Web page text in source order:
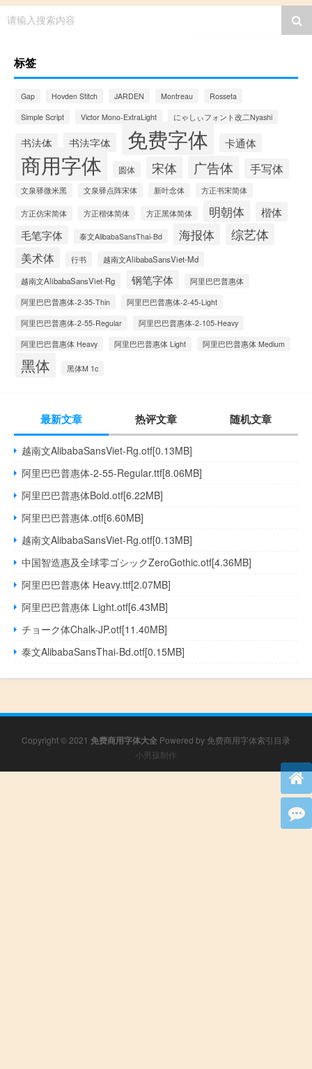
请输入搜索内容
标签
Gap Hovden Stitch JARDEN Montreau
Rosseta
Simple Script
Victor Mono-ExtraLight にゃしぃフォント改二Nyashi
书法体 书法字体 免费字体 卡通体
商用字体 圆体 宋体 广告体 手写体
文泉驿微米黑 文泉驿点阵宋体 新叶念体 方正书宋简体
方正仿宋简体 方正楷体简体 方正黑体简体 明朝体 楷体
毛笔字体 泰文AlibabaSansThai-Bd 海报体 综艺体
美术体 行书
越南文AlibabaSansViet-Md
越南文AlibabaSansViet-Rg
钢笔字体
阿里巴巴普惠体
阿里巴巴普惠体-2-35-Thin
阿里巴巴普惠体-2-45-Light
阿里巴巴普惠体-2-55-Regular
阿里巴巴普惠体-2-105-Heavy
阿里巴巴普惠体 Heavy
阿里巴巴普惠体 Light 阿里巴巴普惠体 Medium
黑体 黑体M 1c
最新文章 热评文章 随机文章
越南文AlibabaSansViet-Rg.otf[0.13MB]
阿里巴巴普惠体-2-55-Regular.ttf[8.06MB]
阿里巴巴普惠体Bold.otf[6.22MB]
阿里巴巴普惠体.otf[6.60MB]
越南文AlibabaSansViet-Rg.otf[0.13MB]
中国智造惠及全球零ゴシックZeroGothic.otf[4.36MB]
阿里巴巴普惠体 Heavy.ttf[2.07MB]
阿里巴巴普惠体 Light.otf[6.43MB]
チョーク体Chalk-JP.otf[11.40MB]
泰文AlibabaSansThai-Bd.otf[0.15MB]
Copyright © 2021 免费商用字体大全 Powered by 免费商用字体索引目录
小男孩制作